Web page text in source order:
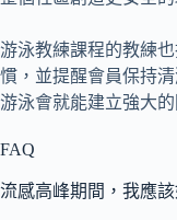
游泳教練課程的教練
慣，並提醒會員保持
游泳會就能建立強大的
FAQ
流感高峰期間，我應